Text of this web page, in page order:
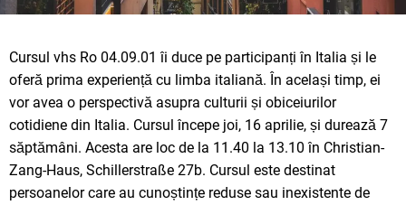
Cursul vhs Ro 04.09.01 îi duce pe participanți în Italia și le
oferă prima experiență cu limba italiană. În același timp, ei
vor avea o perspectivă asupra culturii și obiceiurilor
cotidiene din Italia. Cursul începe joi, 16 aprilie, și durează 7
săptămâni. Acesta are loc de la 11.40 la 13.10 în Christian-
Zang-Haus, Schillerstraße 27b. Cursul este destinat
persoanelor care au cunoștințe reduse sau inexistente de